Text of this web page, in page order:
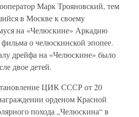
Марк Трояновский, тем
в Москве к своему
на «Челюскине» Аркадию
о челюскинской эпопее.
дрейфа на «Челюскине» было
двое детей.
ЦИК СССР от 20
орденом Красной
похода „Челюскина“ в